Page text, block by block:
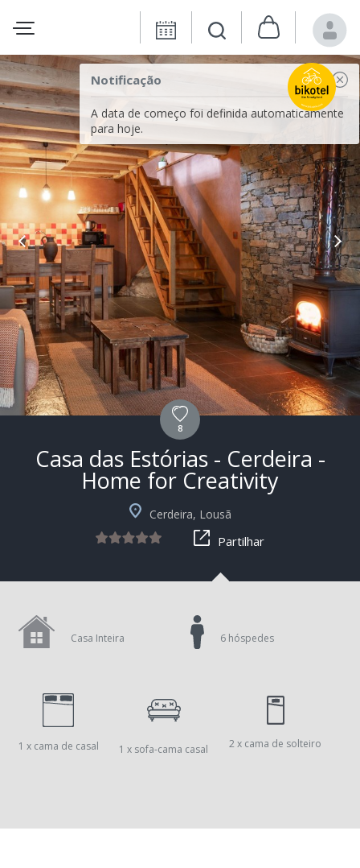
Notificação
A data de começo foi definida automaticamente
para hoje.
8
Casa das Estórias - Cerdeira -
Home for Creativity
Cerdeira, Lousã
Partilhar
Casa Inteira
1 x cama de casal 1 x sofa-cama casal 2 x cama de solteiro
6 hóspedes